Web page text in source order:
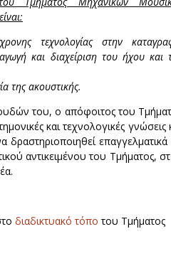
τεχνολογίας στην
και διαχείριση του ήχου και
της ακουστικής.
του, ο απόφοιτος του
και τεχνολογικές γνώσεις
δραστηριοποιηθεί
αντικειμένου του Τμήματος,
διαδικτυακό τόποτου Τμήματος